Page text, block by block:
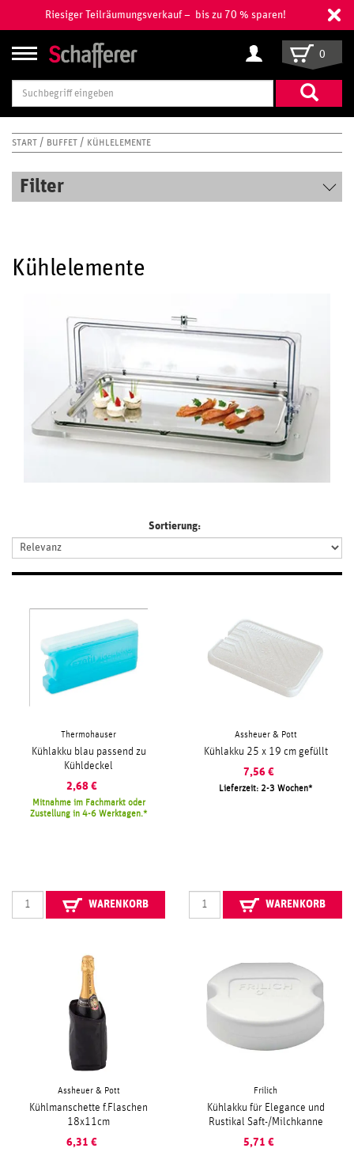
Riesiger Teilräumungsverkauf – bis zu 70 % sparen!
Suchbegriff
eingeben
0
START BUFFET KÜHLELEMENTE
Filter
Kühlelemente
Sortierung:
Thermohauser
Kühlakku blau passend zu
Kühldeckel
2,68 €
Mitnahme im Fachmarkt oder
Zustellung in 4-6 Werktagen.
WARENKORB
Assheuer & Pott
Kühlakku 25 x 19 cm gefüllt
7,56 €
Lieferzeit: 2-3 Wochen
WARENKORB
Assheuer & Pott
Kühlmanschette f.Flaschen
18x11cm
6,31 €
Frilich
Kühlakku für Elegance und
Rustikal Saft-/Milchkanne
5,71 €